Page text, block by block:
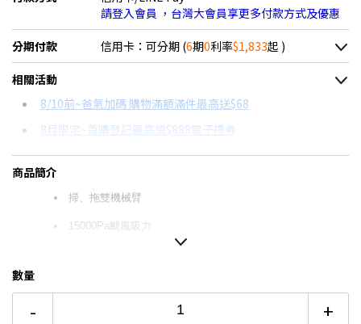
請登入會員 ，台灣大會員享更多付款方式及優惠
分期付款 信用卡：可分期 (6期0利率$1,833起 )
＊實際可分期數、適用利率，請以購物車顯示為主
信用卡分期
分期數
3期 0利率
6期 0利率
12期
每期金額
相關活動
8/10前~爸氣加碼 購物滿額滿件最高送$68
8月限定~首購登記最高領$888電子禮券
商品簡介
掃、拖雙機械臂
15000Pa颶風吸力
數量
- +